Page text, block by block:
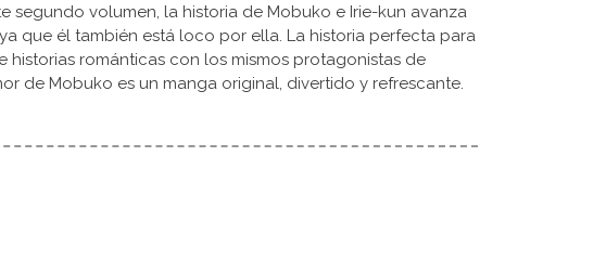
segundo volumen, la historia de Mobuko e Irie-kun avanza
que él también está loco por ella. La historia perfecta para
historias románticas con los mismos protagonistas de
de Mobuko es un manga original, divertido y refrescante.